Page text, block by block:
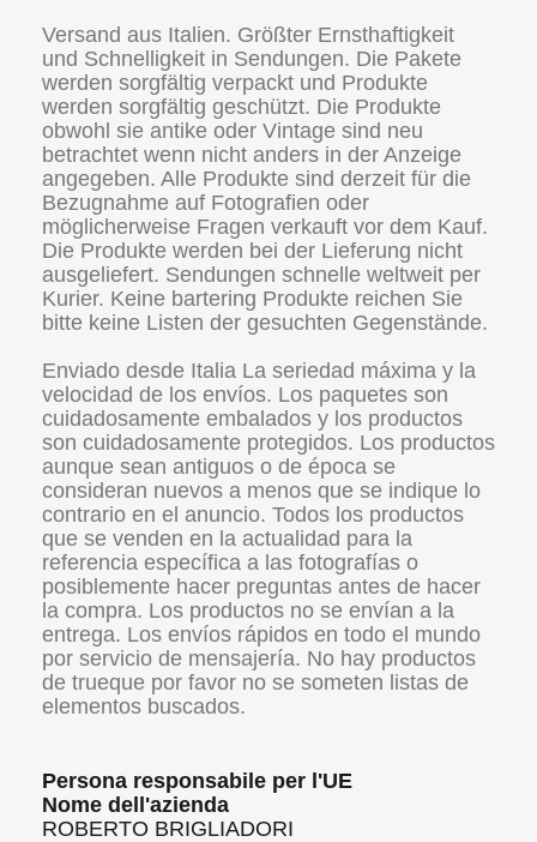
Versand aus Italien. Größter Ernsthaftigkeit
und Schnelligkeit in Sendungen. Die Pakete
werden sorgfältig verpackt und Produkte
werden sorgfältig geschützt. Die Produkte
obwohl sie antike oder Vintage sind neu
betrachtet wenn nicht anders in der Anzeige
angegeben. Alle Produkte sind derzeit für die
Bezugnahme auf Fotografien oder
möglicherweise Fragen verkauft vor dem Kauf.
Die Produkte werden bei der Lieferung nicht
ausgeliefert. Sendungen schnelle weltweit per
Kurier. Keine bartering Produkte reichen Sie
bitte keine Listen der gesuchten Gegenstände.
Enviado desde Italia La seriedad máxima y la
velocidad de los envíos. Los paquetes son
cuidadosamente embalados y los productos
son cuidadosamente protegidos. Los productos
aunque sean antiguos o de época se
consideran nuevos a menos que se indique lo
contrario en el anuncio. Todos los productos
que se venden en la actualidad para la
referencia específica a las fotografías o
posiblemente hacer preguntas antes de hacer
la compra. Los productos no se envían a la
entrega. Los envíos rápidos en todo el mundo
por servicio de mensajería. No hay productos
de trueque por favor no se someten listas de
elementos buscados.
Persona responsabile per l'UE
Nome dell'azienda
ROBERTO BRIGLIADORI